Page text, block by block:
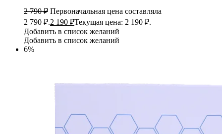
2 790₽ Первоначальная цена составляла
2 790 ₽.2 190 ₽Текущая цена: 2 190 ₽.
Добавить в список желаний
Добавить в список желаний
6%